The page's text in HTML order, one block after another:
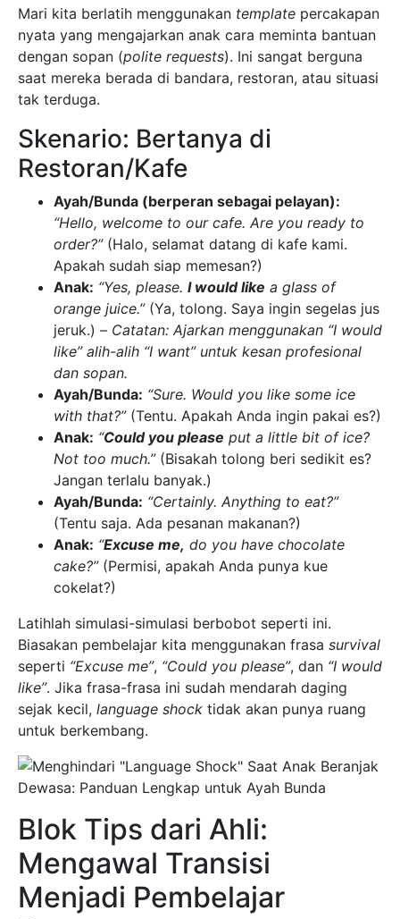
Mari kita berlatih menggunakan template percakapan
nyata yang mengajarkan anak cara meminta bantuan
dengan sopan (polite requests). Ini sangat berguna
saat mereka berada di bandara, restoran, atau situasi
tak terduga.
Skenario: Bertanya di
Restoran/Kafe
Ayah/Bunda (berperan sebagai pelayan):
“Hello, welcome to our cafe. Are you ready to
order?”(Halo, selamat datang di kafe kami.
Apakah sudah siap memesan?)
Anak: “Yes, please. I would like a glass of
orange juice.”(Ya, tolong. Saya ingin segelas jus
jeruk.) – Catatan: Ajarkan menggunakan “I would
like” alih-alih “I want” untuk kesan profesional
dan sopan.
Ayah/Bunda: “Sure. Would you like some ice
with that?”(Tentu. Apakah Anda ingin pakai es?)
Anak: “Could you please put a little bit of ice?
Not too much.”(Bisakah tolong beri sedikit es?
Jangan terlalu banyak.)
Ayah/Bunda: “Certainly. Anything to eat?”
(Tentu saja. Ada pesanan makanan?)
Anak: “Excuse me, do you have chocolate
cake?”(Permisi, apakah Anda punya kue
cokelat?)
Latihlah simulasi-simulasi berbobot seperti ini.
Biasakan pembelajar kita menggunakan frasa survival
seperti “Excuse me”, “Could you please”, dan “I would
like”. Jika frasa-frasa ini sudah mendarah daging
sejak kecil, language shock tidak akan punya ruang
untuk berkembang.
Blok Tips dari Ahli:
Mengawal Transisi
Menjadi Pembelajar